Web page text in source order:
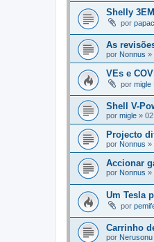
Shelly 3EM
por
As
por Nonnus »
VEs e
por migle
Shell V-
por migle »
Projecto
por Nonnus »
Accionar
por Nonnus »
Um Tesla
por
Carrinho
por Nerusonu